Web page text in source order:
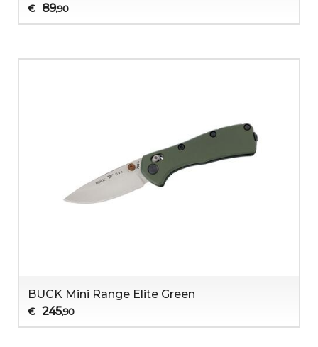
€ 89,90
BUCK Mini Range Elite Green
€ 245,90